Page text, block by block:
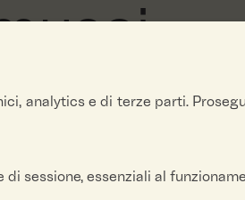
analytics e di terze parti.
di sessione, essenziali al